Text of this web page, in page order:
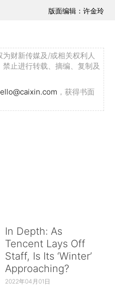
版面编辑：许金玲
财新传媒及/或相关权利人
止进行转载、摘编、复制及
，获得书面
In Depth: As
Tencent Lays Off
Staff, Is Its ‘Winter’
Approaching?
2022年04月01日